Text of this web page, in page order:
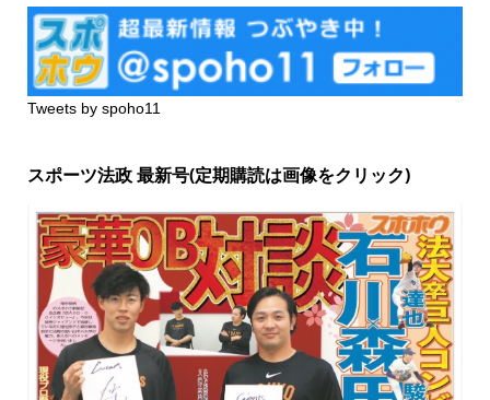
Tweets by spoho11
スポーツ法政 最新号(定期購読は画像をクリック)